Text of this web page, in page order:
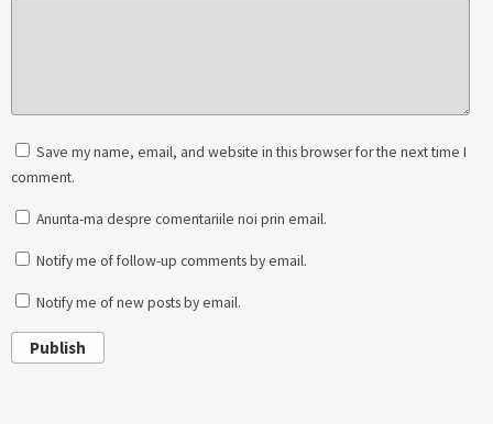
Save my name, email, and website in this browser for the next time I
comment.
Anunta-ma despre comentariile noi prin email.
Notify me of follow-up comments by email.
Notify me of new posts by email.
Publish